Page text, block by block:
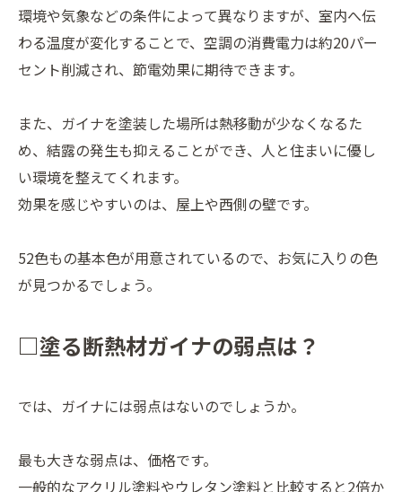
環境や気象などの条件によって異なりますが、室内へ伝
わる温度が変化することで、空調の消費電力は約20パー
セント削減され、節電効果に期待できます。
また、ガイナを塗装した場所は熱移動が少なくなるた
め、結露の発生も抑えることができ、人と住まいに優し
い環境を整えてくれます。
効果を感じやすいのは、屋上や西側の壁です。
52色もの基本色が用意されているので、お気に入りの色
が見つかるでしょう。
□塗る断熱材ガイナの弱点は？
では、ガイナには弱点はないのでしょうか。
最も大きな弱点は、価格です。
一般的なアクリル塗料やウレタン塗料と比較すると2倍か